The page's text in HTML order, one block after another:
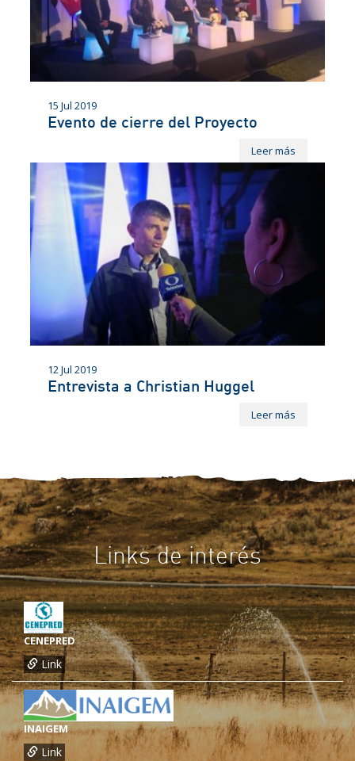
15 Jul 2019
Evento de cierre del Proyecto
Leer más
12 Jul 2019
Entrevista a Christian Huggel
Leer más
Links de interés
CENEPRED
Link
INAIGEM
Link